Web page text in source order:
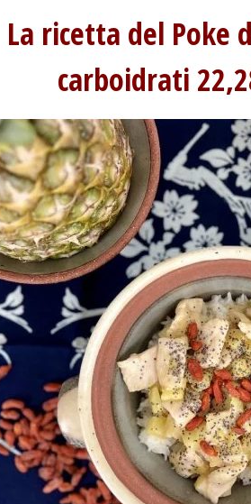
La ricetta del Poke
carboidrati